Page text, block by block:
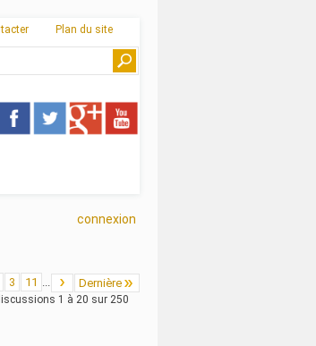
Plan du site
connexion
3 11 ... Dernière
1 à 20 sur 250